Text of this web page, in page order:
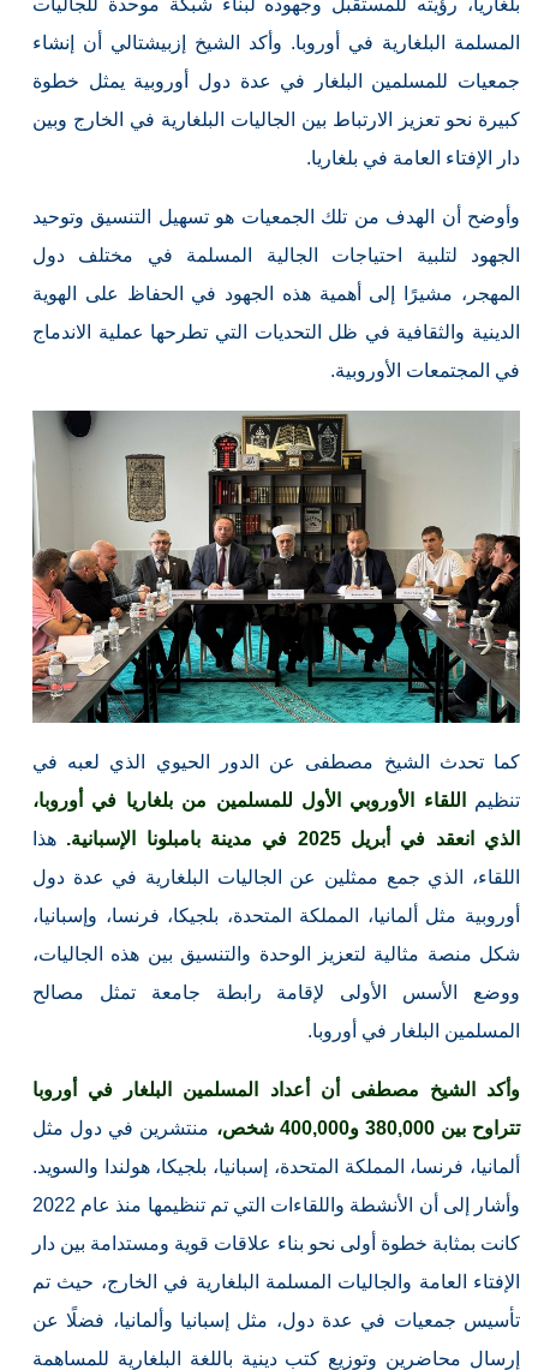
بلغاريا، رؤيته للمستقبل وجهوده لبناء شبكة موحدة للجاليات
المسلمة البلغارية في أوروبا. وأكد الشيخ إزبيشتالي أن إنشاء
جمعيات للمسلمين البلغار في عدة دول أوروبية يمثل خطوة
كبيرة نحو تعزيز الارتباط بين الجاليات البلغارية في الخارج وبين
دار الإفتاء العامة في بلغاريا.
وأوضح أن الهدف من تلك الجمعيات هو تسهيل التنسيق وتوحيد
الجهود لتلبية احتياجات الجالية المسلمة في مختلف دول
المهجر، مشيرًا إلى أهمية هذه الجهود في الحفاظ على الهوية
الدينية والثقافية في ظل التحديات التي تطرحها عملية الاندماج
في المجتمعات الأوروبية.
كما تحدث الشيخ مصطفى عن الدور الحيوي الذي لعبه في
تنظيم
اللقاء الأوروبي الأول للمسلمين من بلغاريا في أوروبا،
الذي انعقد في أبريل 2025 في مدينة بامبلونا الإسبانية.
هذا
اللقاء، الذي جمع ممثلين عن الجاليات البلغارية في عدة دول
أوروبية مثل ألمانيا، المملكة المتحدة، بلجيكا، فرنسا، وإسبانيا،
شكل منصة مثالية لتعزيز الوحدة والتنسيق بين هذه الجاليات،
ووضع الأسس الأولى لإقامة رابطة جامعة تمثل مصالح
المسلمين البلغار في أوروبا.
وأكد الشيخ مصطفى أن أعداد المسلمين البلغار في أوروبا
تتراوح بين 380,000 و400,000 شخص،
منتشرين في دول مثل
ألمانيا، فرنسا، المملكة المتحدة، إسبانيا، بلجيكا، هولندا والسويد.
وأشار إلى أن الأنشطة واللقاءات التي تم تنظيمها منذ عام 2022
كانت بمثابة خطوة أولى نحو بناء علاقات قوية ومستدامة بين دار
الإفتاء العامة والجاليات المسلمة البلغارية في الخارج، حيث تم
تأسيس جمعيات في عدة دول، مثل إسبانيا وألمانيا، فضلًا عن
إرسال محاضرين وتوزيع كتب دينية باللغة البلغارية للمساهمة